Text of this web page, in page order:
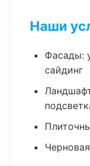
Наши
Фасады:
сайдинг